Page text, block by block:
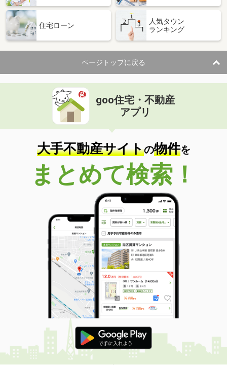
住宅ローン
人気タウン
ランキング
ページトップに戻る
goo住宅・不動産
アプリ
大手不動産サイトの物件を
まとめて検索！